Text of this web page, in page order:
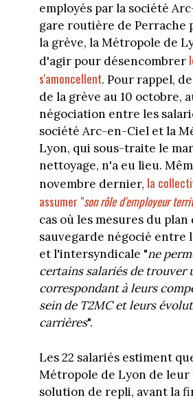
employés par la société
gare routière de Perrache
la grève, la Métropole de
d'agir pour désencombrer
s'amoncellent. Pour rappel,
de la grève au 10 octobre,
négociation entre les
société Arc-en-Ciel et la
Lyon, qui sous-traite le
nettoyage, n'a eu lieu.
novembre dernier, la
assumer "son rôle d'employeur
cas où les mesures du plan
sauvegarde négocié entre
et l'intersyndicale "ne
certains salariés de trouver
correspondant à leurs
sein de T2MC et leurs
carrières".
Les 22 salariés estiment
Métropole de Lyon de
solution de repli, avant la